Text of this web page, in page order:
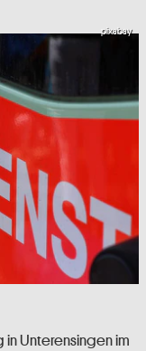
pixabay
in Unterensingen im